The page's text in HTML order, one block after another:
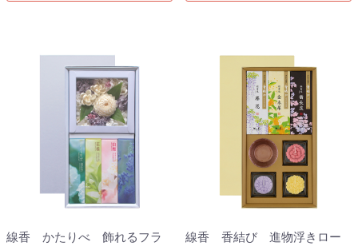
線香 かたりべ 飾れるフラ
線香 香結び 進物浮きロー